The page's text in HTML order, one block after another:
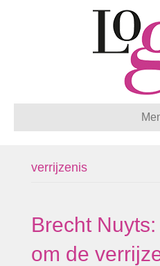
verrijzenis
Brecht Nuyts:
om de